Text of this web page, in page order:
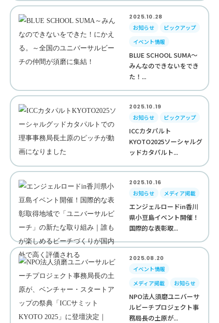
2025.10.28
お知らせ
ピックアップ
イベント情報
BLUE SCHOOL SUMA～
みんなのできないをでき
た！...
2025.10.19
お知らせ
ピックアップ
ICCカタパルト
KYOTO2025ソーシャルグ
ッドカタパルト...
2025.10.16
お知らせ
メディア掲載
エンジェルロードin香川
県小豆島イベント開催！
国際的な表彰取...
2025.08.20
イベント情報
メディア掲載
お知らせ
NPO法人須磨ユニバーサ
ルビーチプロジェクト事
務局長の土原が...